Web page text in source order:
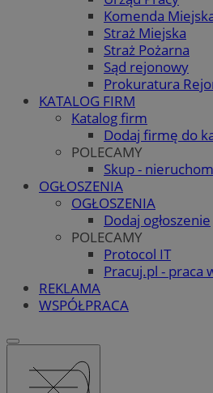
Komenda
Straż Miejska
Straż Pożarna
Sąd rejonowy
Prokuratura
KATALOG FIRM
Katalog firm
Dodaj firmę do
POLECAMY
Skup -
OGŁOSZENIA
OGŁOSZENIA
Dodaj ogłoszenie
POLECAMY
Protocol IT
Pracuj.pl - praca
REKLAMA
WSPÓŁPRACA